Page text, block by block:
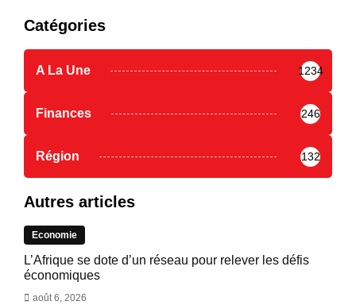
Catégories
A La Une 1234
Finances 246
Région 132
Autres articles
Economie
L’Afrique se dote d’un réseau pour relever les défis
économiques
août 6, 2026